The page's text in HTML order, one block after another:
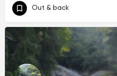
Out & back